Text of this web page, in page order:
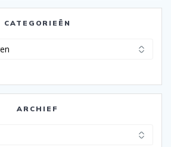
CATEGORIEËN
ARCHIEF